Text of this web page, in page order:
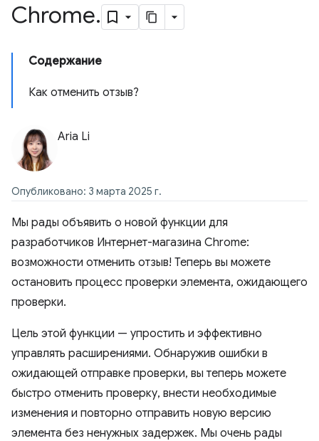
Chrome.
Содержание
Как отменить отзыв?
Aria Li
Опубликовано: 3 марта 2025 г.
Мы рады объявить о новой функции для
разработчиков Интернет-магазина Chrome:
возможности отменить отзыв! Теперь вы можете
остановить процесс проверки элемента, ожидающего
проверки.
Цель этой функции — упростить и эффективно
управлять расширениями. Обнаружив ошибки в
ожидающей отправке проверки, вы теперь можете
быстро отменить проверку, внести необходимые
изменения и повторно отправить новую версию
элемента без ненужных задержек. Мы очень рады